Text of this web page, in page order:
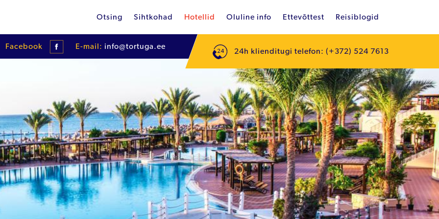
Otsing Sihtkohad Hotellid Oluline info Ettevõttest Reisiblogid
Facebook E-mail: info@tortuga.ee
24h klienditugi telefon: (+372) 524 7613